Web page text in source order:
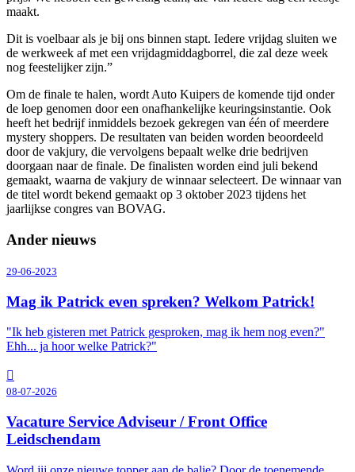
maakt.
Dit is voelbaar als je bij ons binnen stapt. Iedere vrijdag sluiten we
de werkweek af met een vrijdagmiddagborrel, die zal deze week
nog feestelijker zijn.”
Om de finale te halen, wordt Auto Kuipers de komende tijd onder
de loep genomen door een onafhankelijke keuringsinstantie. Ook
heeft het bedrijf inmiddels bezoek gekregen van één of meerdere
mystery shoppers. De resultaten van beiden worden beoordeeld
door de vakjury, die vervolgens bepaalt welke drie bedrijven
doorgaan naar de finale. De finalisten worden eind juli bekend
gemaakt, waarna de vakjury de winnaar selecteert. De winnaar van
de titel wordt bekend gemaakt op 3 oktober 2023 tijdens het
jaarlijkse congres van BOVAG.
Ander nieuws
29-06-2023
Mag ik Patrick even spreken? Welkom Patrick!
"Ik heb gisteren met Patrick gesproken, mag ik hem nog even?"
Ehh... ja hoor welke Patrick?"
08-07-2026
Vacature Service Adviseur / Front Office
Leidschendam